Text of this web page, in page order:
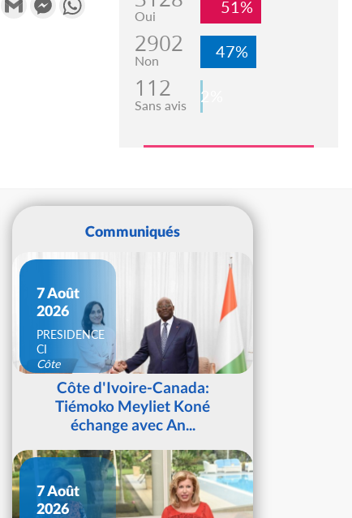
Oui 51%
2902
Non 47%
112
Sans avis 2%
Communiqués
7 Août
2026
PRESIDENCE
CI
Côte
d'IvoireCôte d'Ivoire-Canada:
Tiémoko Meyliet Koné
échange avec An...
7 Août
2026